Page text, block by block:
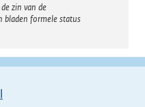
zin van de
bladen formele status